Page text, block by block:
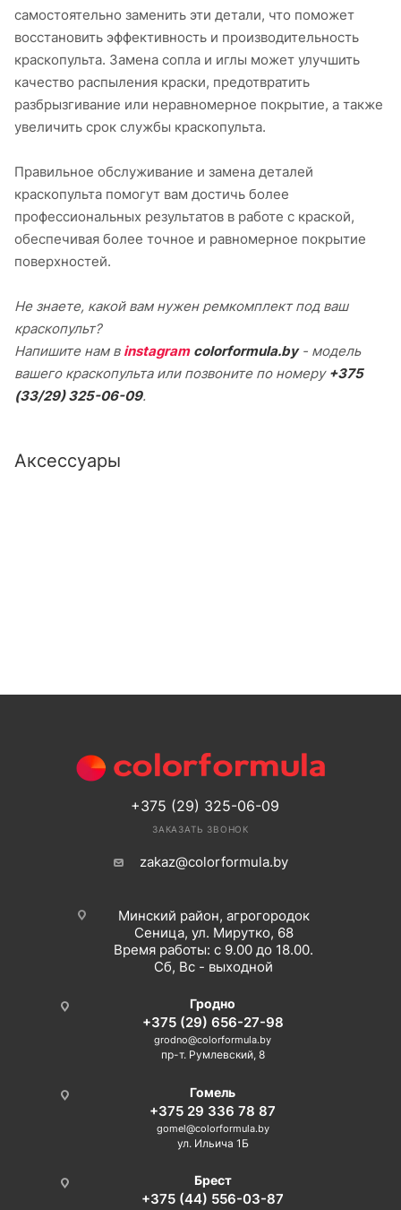
самостоятельно заменить эти детали, что поможет
восстановить эффективность и производительность
краскопульта. Замена сопла и иглы может улучшить
качество распыления краски, предотвратить
разбрызгивание или неравномерное покрытие, а также
увеличить срок службы краскопульта.
Правильное обслуживание и замена деталей
краскопульта помогут вам достичь более
профессиональных результатов в работе с краской,
обеспечивая более точное и равномерное покрытие
поверхностей.
Не знаете, какой вам нужен ремкомплект под ваш
краскопульт?
Напишите нам в instagram colorformula.by- модель
вашего краскопульта или позвоните по номеру +375
(33/29) 325-06-09.
Аксессуары
+375 (29) 325-06-09
ЗАКАЗАТЬ ЗВОНОК
zakaz@colorformula.by
Минский район, агрогородок
Сеница, ул. Мирутко, 68
Время работы: с 9.00 до 18.00.
Сб, Вс - выходной
Гродно
+375 (29) 656-27-98
grodno@colorformula.by
пр-т. Румлевский, 8
Гомель
+375 29 336 78 87
gomel@colorformula.by
ул. Ильича 1Б
Брест
+375 (44) 556-03-87